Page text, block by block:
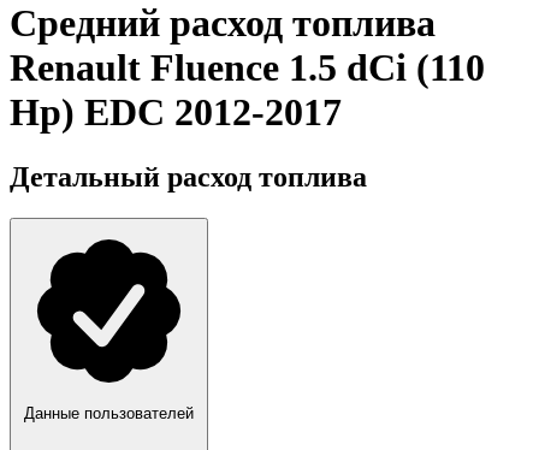
Средний расход топлива
Renault Fluence 1.5 dCi (110
Hp) EDC 2012-2017
Детальный расход топлива
Данные пользователей